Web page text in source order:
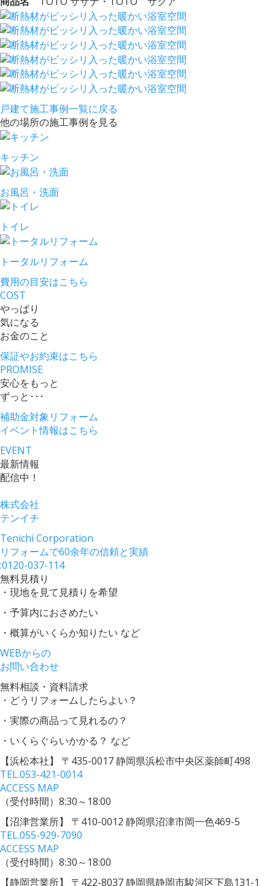
戸建て施工事例一覧に戻る
他の場所の施工事例を見る
キッチン
お風呂・洗面
トイレ
トータルリフォーム
費用の目安はこちら
COST
やっぱり
気になる
お金のこと
保証やお約束はこちら
PROMISE
安心をもっと
ずっと･･･
補助金対象リフォーム
イベント情報はこちら
EVENT
最新情報
配信中！
株式会社
テンイチ
Tenichi Corporation
リフォームで60余年の信頼と実績
:0120-037-114
無料見積り
・現地を見て見積りを希望
・予算内におさめたい
・概算がいくらか知りたい など
WEBからの
お問い合わせ
無料相談・資料請求
・どうリフォームしたらよい？
・実際の商品って見れるの？
・いくらぐらいかかる？ など
【浜松本社】
〒435-0017 静岡県浜松市中央区薬師町498
TEL.053-421-0014
ACCESS MAP
（受付時間）8:30～18:00
【沼津営業所】
〒410-0012 静岡県沼津市岡一色469-5
TEL.055-929-7090
ACCESS MAP
（受付時間）8:30～18:00
【静岡営業所】
〒422-8037 静岡県静岡市駿河区下島131-1